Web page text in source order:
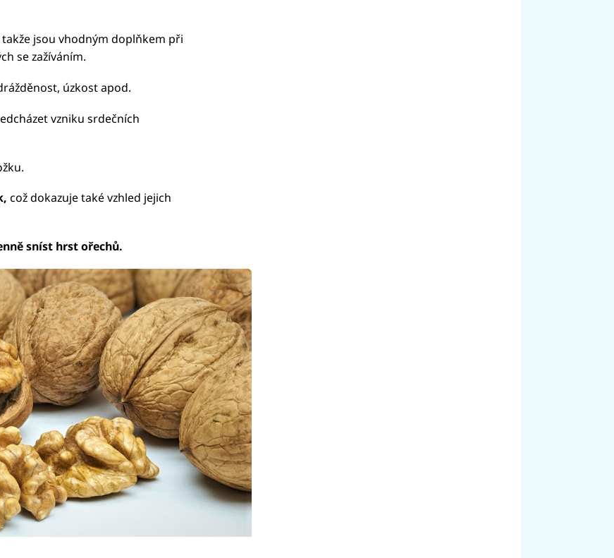
jsou vhodným doplňkem při
se zažíváním.
úzkost apod.
vzniku srdečních
což dokazuje také vzhled jejich
sníst hrst ořechů.